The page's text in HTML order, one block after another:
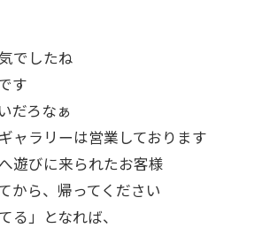
でしたね
す
だろなぁ
ャラリーは営業しております
遊びに来られたお客様
から、帰ってください
る」となれば、